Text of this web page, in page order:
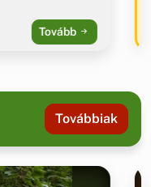
Tovább
Továbbiak